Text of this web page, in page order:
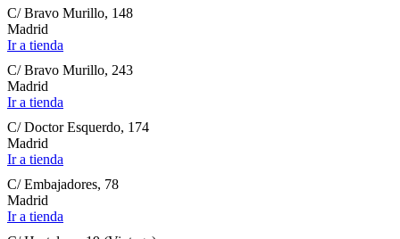
C/ Bravo Murillo, 148
Madrid
Ir a tienda
C/ Bravo Murillo, 243
Madrid
Ir a tienda
C/ Doctor Esquerdo, 174
Madrid
Ir a tienda
C/ Embajadores, 78
Madrid
Ir a tienda